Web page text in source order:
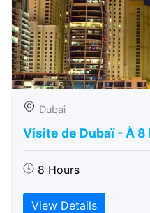
Dubai
Visite de Dubaï - À 8
8 Hours
View Details